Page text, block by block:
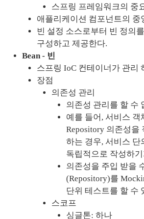
스프링 프레임워크의 중
애플리케이션 컴포넌트의 중
빈 설정 소스로부터 빈 정의
구성하고 제공한다.
Bean - 빈
스프링 IoC 컨테이너가 관리
장점
의존성 관리
의존성 관리를 할 수
예를 들어, 서비스 객
Repository 의존성을
하는 경우, 서비스 단
독립적으로 작성하
의존성을 주입 받을
(Repository)를
단위 테스트를 할 수
스코프
싱글톤: 하나